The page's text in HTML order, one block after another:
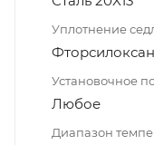
Уплотнение
Установочное
Любое
Диапазон